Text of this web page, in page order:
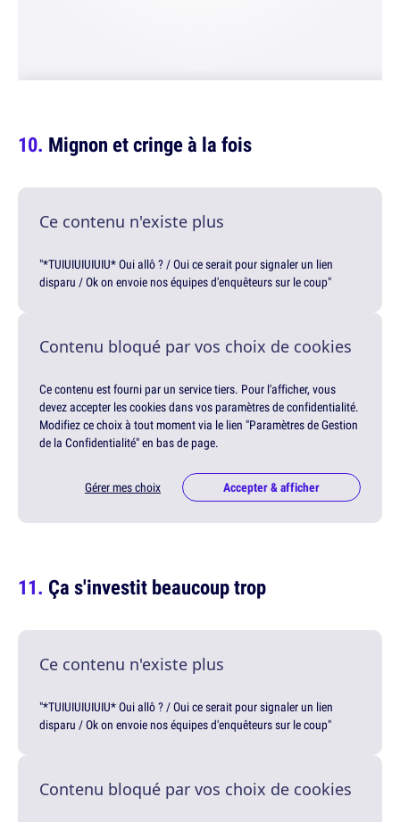
Mignon et cringe à la fois
Ce contenu n'existe plus
"*TUIUIUIUIUIU* Oui allô ? / Oui ce serait pour signaler un lien
disparu / Ok on envoie nos équipes d'enquêteurs sur le coup"
Contenu bloqué par vos choix de cookies
Ce contenu est fourni par un service tiers. Pour l'afficher, vous
devez accepter les cookies dans vos paramètres de confidentialité.
Modifiez ce choix à tout moment via le lien "Paramètres de Gestion
de la Confidentialité" en bas de page.
Gérer mes choix Accepter & afficher
Ça s'investit beaucoup trop
Ce contenu n'existe plus
"*TUIUIUIUIUIU* Oui allô ? / Oui ce serait pour signaler un lien
disparu / Ok on envoie nos équipes d'enquêteurs sur le coup"
Contenu bloqué par vos choix de cookies